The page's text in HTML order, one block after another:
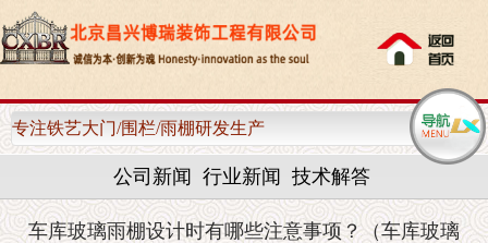
网站首页
产品中心
客户案例
专注铁艺大门/围栏/雨棚研发生产
公司新闻 行业新闻 技术解答
车库玻璃雨棚设计时有哪些注意事项？（车库玻璃